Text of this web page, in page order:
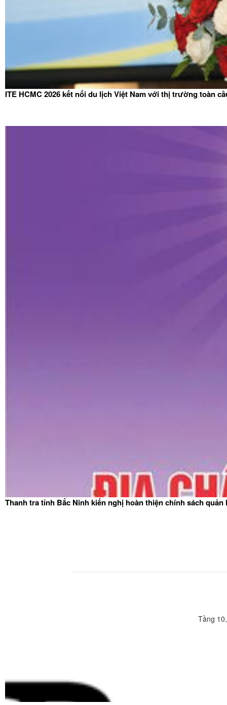
ITE HCMC 2026 kết nối du lịch Việt Nam với thị trường toàn
Thanh tra tỉnh Bắc Ninh kiến nghị hoàn thiện chính sách quản
Tầng